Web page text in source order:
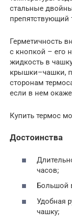
стальные
Герметичность
с кнопкой – его
жидкость в
крышки–чашки,
сторонам
если в нем
Купить термос
Достоинства
часов;
Большой
Удобная
чашку;